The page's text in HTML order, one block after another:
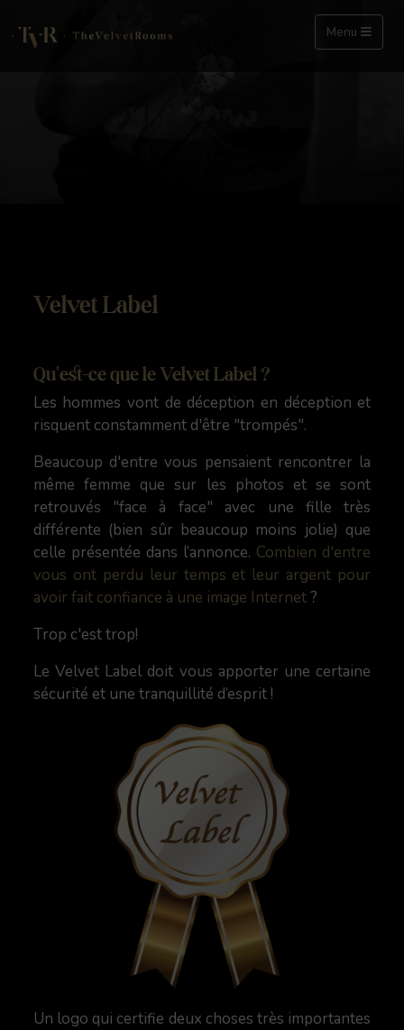
Menu
Velvet Label
Qu'est-ce que le Velvet Label ?
Les hommes vont de déception en déception et
risquent constamment d'être "trompés".
Beaucoup d'entre vous pensaient rencontrer la
même femme que sur les photos et se sont
retrouvés "face à face" avec une fille très
différente (bien sûr beaucoup moins jolie) que
celle présentée dans l’annonce. Combien d'entre
vous ont perdu leur temps et leur argent pour
avoir fait confiance à une image Internet?
Trop c'est trop!
Le Velvet Label doit vous apporter une certaine
sécurité et une tranquillité d’esprit !
Un logo qui certifie deux choses très importantes